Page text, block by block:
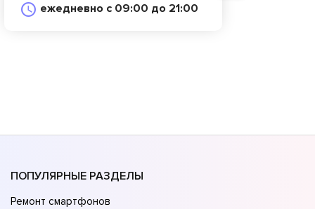
ежедневно с 09:00 до 21:00
ПОПУЛЯРНЫЕ РАЗДЕЛЫ
Ремонт смартфонов